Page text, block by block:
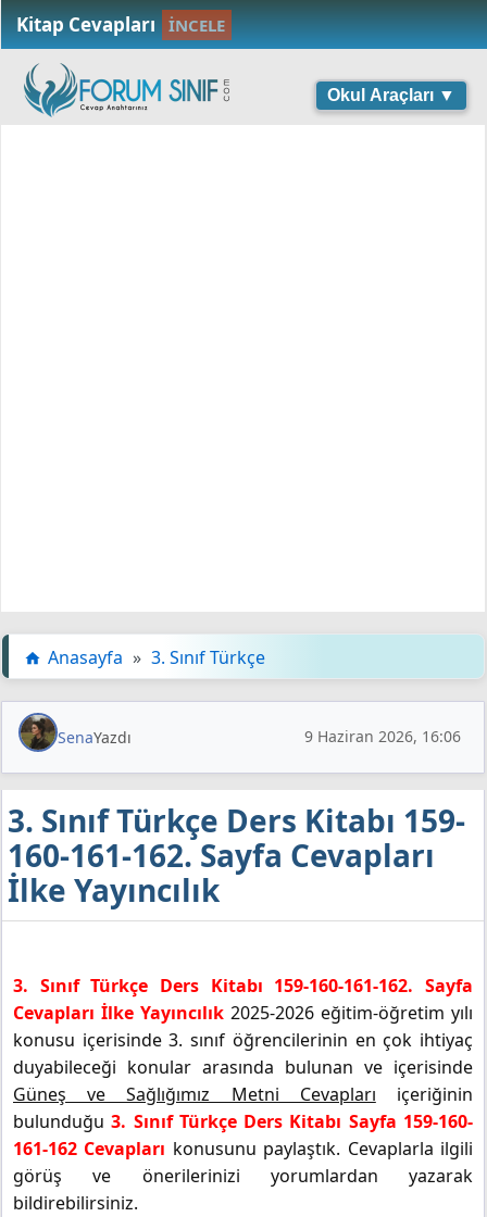
Kitap Cevapları İNCELE
Okul Araçları ▼
Anasayfa » 3. Sınıf Türkçe
SenaYazdı 9 Haziran 2026, 16:06
3. Sınıf Türkçe Ders Kitabı 159-
160-161-162. Sayfa Cevapları
İlke Yayıncılık
3. Sınıf Türkçe Ders Kitabı 159-160-161-162. Sayfa
Cevapları İlke Yayıncılık 2025-2026 eğitim-öğretim yılı
konusu içerisinde 3. sınıf öğrencilerinin en çok ihtiyaç
duyabileceği konular arasında bulunan ve içerisinde
Güneş ve Sağlığımız Metni Cevapları içeriğinin
bulunduğu3. Sınıf Türkçe Ders Kitabı Sayfa 159-160-
161-162 Cevapları konusunu paylaştık. Cevaplarla ilgili
görüş ve önerilerinizi yorumlardan yazarak
bildirebilirsiniz.